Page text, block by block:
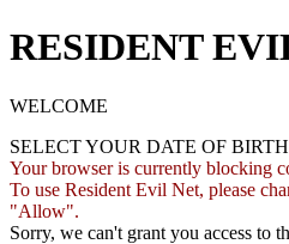
RESIDENT
WELCOME
SELECT YOUR DATE OF BIRTH
Your browser is currently blocking
To use Resident Evil Net, please
"Allow".
Sorry, we can't grant you access to